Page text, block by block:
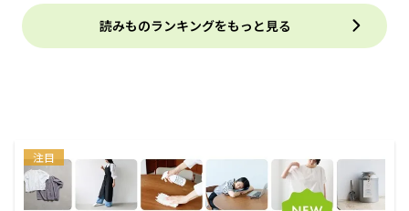
読みものランキングをもっと見る
注目